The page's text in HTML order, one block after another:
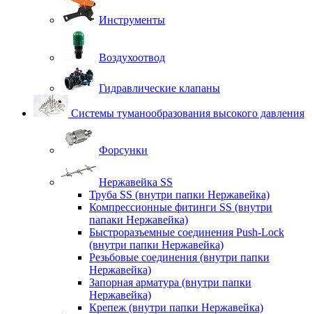
Инструменты
Воздухоотвод
Гидравлические клапаны
Системы туманообразования высокого давления
Форсунки
Нержавейка SS
Труба SS (внутри папки Нержавейка)
Компрессионные фитинги SS (внутри
папаки Нержавейка)
Быстроразъемные соединения Push-Lock
(внутри папки Нержавейка)
Резьбовые соединения (внутри папки
Нержавейка)
Запорная арматура (внутри папки
Нержавейка)
Крепеж (внутри папки Нержавейка)